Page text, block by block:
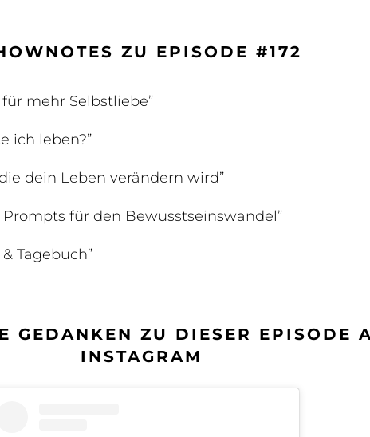
ZU EPISODE #172
für mehr Selbstliebe”
ich leben?”
dein Leben verändern wird”
Prompts für den Bewusstseinswandel”
Tagebuch”
GEDANKEN ZU DIESER EPISODE
INSTAGRAM